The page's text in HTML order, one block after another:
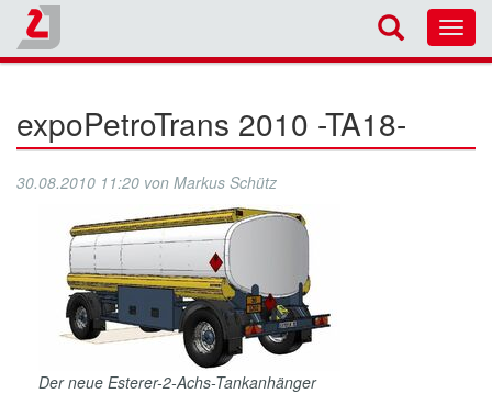
expoPetroTrans 2010 -TA18-
30.08.2010 11:20 von Markus Schütz
Der neue Esterer-2-Achs-Tankanhänger